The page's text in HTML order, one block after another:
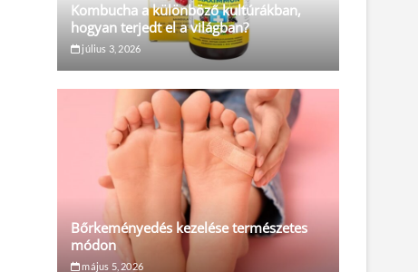
Kombucha a különböző kultúrákban,
hogyan terjedt el a világban?
július 3, 2026
Bőrkeményedés kezelése természetes
módon
május 5, 2026